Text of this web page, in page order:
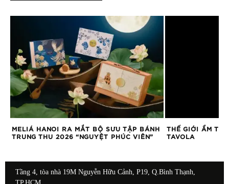
MELIÁ HANOI RA MẮT BỘ SƯU TẬP BÁNH
TRUNG THU 2026 “NGUYỆT PHÚC VIÊN”
THẾ GIỚI ẨM
TAVOLA
Tầng 4, tòa nhà 19M Nguyễn Hữu Cảnh, P19, Q.Bình Thạnh,